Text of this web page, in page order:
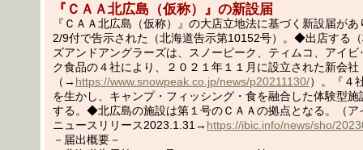
『ＣＡＡ北広島（仮称）』の新設届
『ＣＡＡ北広島（仮称）』の大店立地法に基づく新設届が
2/9付で告示された（北海道告示第10152号）。◆出店する
ズアンドアングラーズは、スノーピーク、ティムコ、アイ
ク食品の４社により、２０２１年１１月に設立された新会社
（→ https://www.snowpeak.co.jp/news/p20211130/）。『４
を生かし、キャンプ・フィッシング・食を融合した体験型施
する。◆北広島の施設は第１号のＣＡＡの拠点となる。（ア
ニュースリリース2023.1.31→ https://ibic.info/news/sho/
－届出概要－